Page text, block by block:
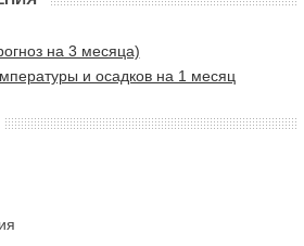
на 3 месяца)
и осадков на 1 месяц